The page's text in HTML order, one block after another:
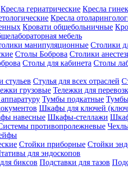
Кресла гериатрические Кресла
Кресла
Кровати общебольничные
мебель
манипуляционные Столики
Столы Боброва Столики
Столы для кабинета Столы
стульев Стулья для всех отраслей
грузовые Тележки для
Тумбы подкатные
Шкафы для ключей
навесные Шкафы-стеллажи
противопролежневые
Стойки приборные Стойки
для эндоскопов
биксов Подставки для тазов